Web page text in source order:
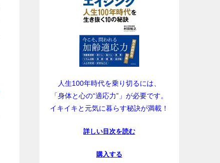
人生100年時代を乗り切るには、
「身体と心の“適応力”」が必要です。
イキイキと元気に暮らす秘訣が満載！
詳しい目次を読む
購入する